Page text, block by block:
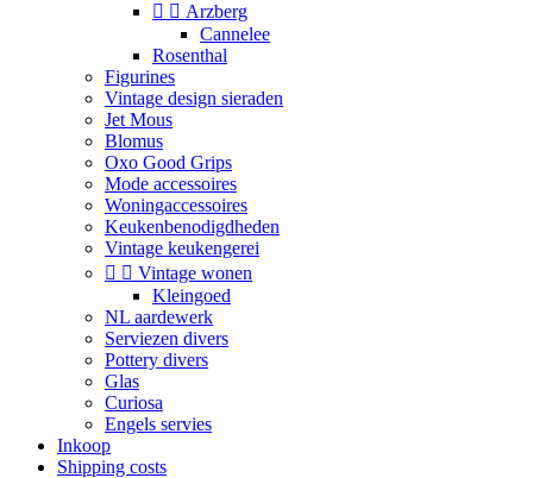
  Arzberg
Cannelee
Rosenthal
Figurines
Vintage design sieraden
Jet Mous
Blomus
Oxo Good Grips
Mode accessoires
Woningaccessoires
Keukenbenodigdheden
Vintage keukengerei
  Vintage wonen
Kleingoed
NL aardewerk
Serviezen divers
Pottery divers
Glas
Curiosa
Engels servies
Inkoop
Shipping costs